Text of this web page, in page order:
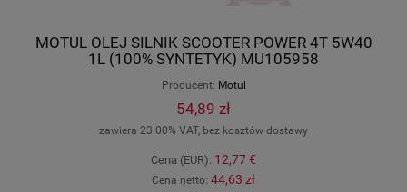
MOTUL OLEJ SILNIK SCOOTER POWER 4T 5W40
1L (100% SYNTETYK) MU105958
Producent: Motul
54,89 zł
zawiera 23.00% VAT, bez kosztów dostawy
Cena (EUR): 12,77 €
Cena netto: 44,63 zł